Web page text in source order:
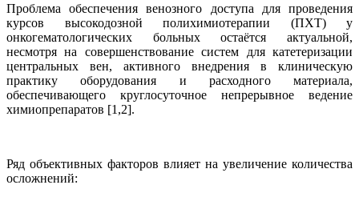
Проблема обеспечения венозного доступа для проведения
курсов высокодозной полихимиотерапии (ПХТ) у
онкогематологических больных остаётся актуальной,
несмотря на совершенствование систем для катетеризации
центральных вен, активного внедрения в клиническую
практику оборудования и расходного материала,
обеспечивающего круглосуточное непрерывное ведение
химиопрепаратов [1,2].
Ряд объективных факторов влияет на увеличение количества
осложнений: